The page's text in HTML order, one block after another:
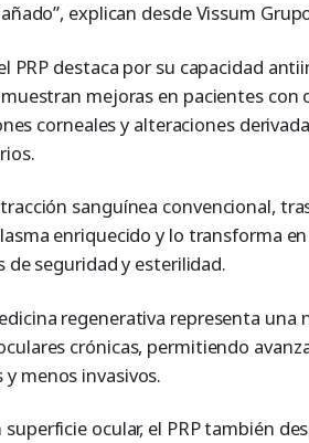
explican desde Vissum
PRP destaca por su capacidad
mejoras en pacientes con
corneales y alteraciones
sanguínea convencional,
enriquecido y lo transforma
seguridad y esterilidad.
regenerativa representa una
crónicas, permitiendo
menos invasivos.
ocular, el PRP también